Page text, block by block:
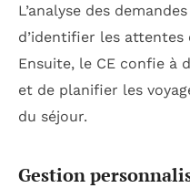
L’analyse des
d’identifier les
Ensuite, le CE confie à
et de planifier les
du séjour.
Gestion